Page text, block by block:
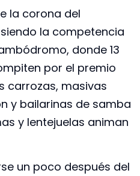
la corona del
la competencia
donde 13
por el premio
carrozas, masivas
y bailarinas de samba
y lentejuelas animan
un poco después del